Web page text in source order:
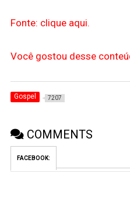
Fonte: clique aqui.
Você gostou desse
Gospel 7207
COMMENTS
FACEBOOK: